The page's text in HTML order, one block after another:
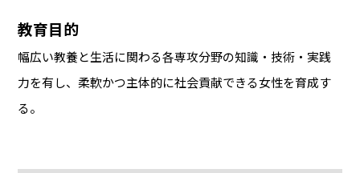
教育目的
幅広い教養と生活に関わる各専攻分野の知識・技術・実践
力を有し、柔軟かつ主体的に社会貢献できる女性を育成す
る。